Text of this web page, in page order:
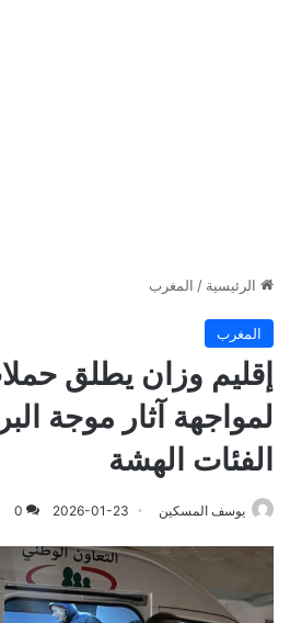
الرئيسية / المغرب
المغرب
إقليم وزان يطلق
لمواجهة آثار موجة
الفئات الهشة
يوسف المسكين 2026-01-23
0